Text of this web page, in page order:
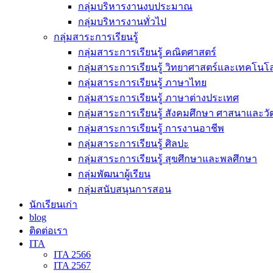
กลุ่มบริหารงานงบประมาณ
กลุ่มบริหารงานทั่วไป
กลุ่มสาระการเรียนรู้
กลุ่มสาระการเรียนรู้ คณิตศาสตร์
กลุ่มสาระการเรียนรู้ วิทยาศาสตร์และเทคโนโ
กลุ่มสาระการเรียนรู้ ภาษาไทย
กลุ่มสาระการเรียนรู้ ภาษาต่างประเทศ
กลุ่มสาระการเรียนรู้ สังคมศึกษา ศาสนาและ
กลุ่มสาระการเรียนรู้ การงานอาชีพ
กลุ่มสาระการเรียนรู้ ศิลปะ
กลุ่มสาระการเรียนรู้ สุขศึกษาและพลศึกษา
กลุ่มพัฒนาผู้เรียน
กลุ่มสนับสนุนการสอน
นักเรียนเก่า
blog
ติดต่อเรา
ITA
ITA 2566
ITA 2567